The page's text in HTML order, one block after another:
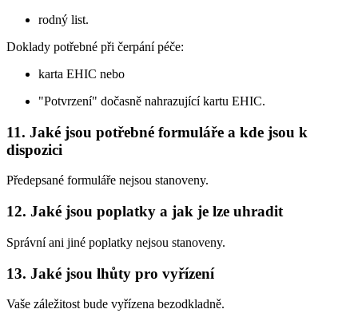
rodný list.
Doklady potřebné při čerpání péče:
karta EHIC nebo
"Potvrzení" dočasně nahrazující kartu EHIC.
11. Jaké jsou potřebné formuláře a kde jsou k
dispozici
Předepsané formuláře nejsou stanoveny.
12. Jaké jsou poplatky a jak je lze uhradit
Správní ani jiné poplatky nejsou stanoveny.
13. Jaké jsou lhůty pro vyřízení
Vaše záležitost bude vyřízena bezodkladně.